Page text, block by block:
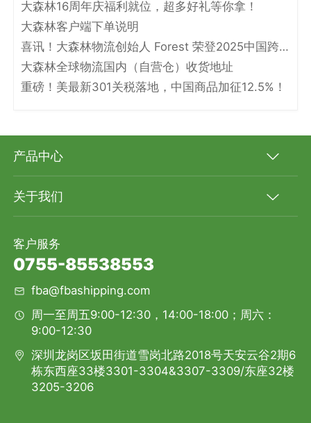
大森林16周年庆福利就位，超多好礼等你拿！
大森林客户端下单说明
喜讯！大森林物流创始人 Forest 荣登2025中国跨境电商物流名人堂！
大森林全球物流国内（自营仓）收货地址
重磅！美最新301关税落地，中国商品加征12.5%！
产品中心
关于我们
客户服务
0755-85538553
fba@fbashipping.com
周一至周五9:00-12:30，14:00-18:00；周六：
9:00-12:30
深圳龙岗区坂田街道雪岗北路2018号天安云谷2期6
栋东西座33楼3301-3304&3307-3309/东座32楼
3205-3206